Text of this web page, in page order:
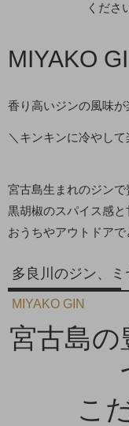
くださ
MIYAKO
香り高いジンの風味が
＼キンキンに冷やし
宮古島生まれのジンで
黒胡椒のスパイス感と
おうちやアウトドアで
多良川のジン、ミ
MIYAKO GIN
宮古島
こ